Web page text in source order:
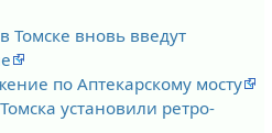
Томске вновь введут
по Аптекарскому мосту
установили ретро-